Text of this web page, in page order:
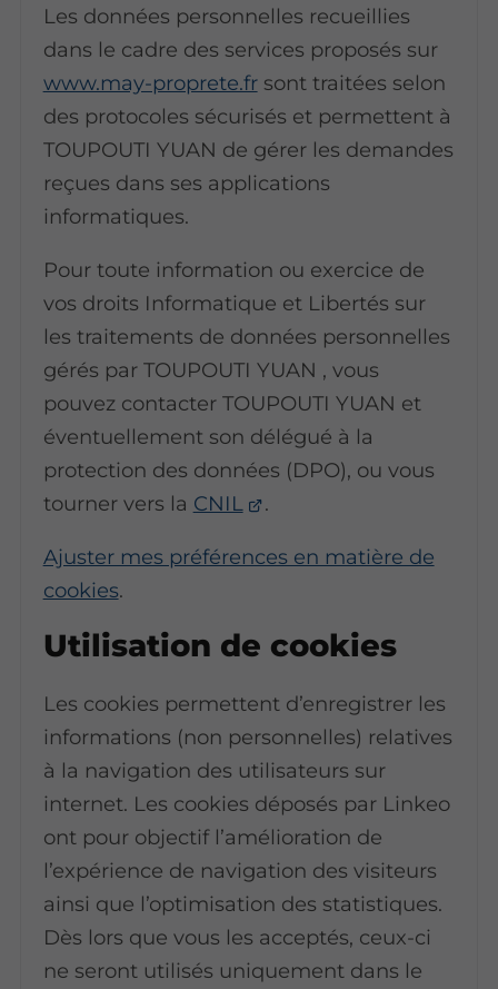
Les données personnelles recueillies
dans le cadre des services proposés sur
www.may-proprete.frsont traitées selon
des protocoles sécurisés et permettent à
TOUPOUTI YUAN de gérer les demandes
reçues dans ses applications
informatiques.
Pour toute information ou exercice de
vos droits Informatique et Libertés sur
les traitements de données personnelles
gérés par TOUPOUTI YUAN , vous
pouvez contacter TOUPOUTI YUAN et
éventuellement son délégué à la
protection des données (DPO), ou vous
tourner vers la CNIL .
Ajuster mes préférences en matière de
cookies.
Utilisation de cookies
Les cookies permettent d’enregistrer les
informations (non personnelles) relatives
à la navigation des utilisateurs sur
internet. Les cookies déposés par Linkeo
ont pour objectif l’amélioration de
l’expérience de navigation des visiteurs
ainsi que l’optimisation des statistiques.
Dès lors que vous les acceptés, ceux-ci
ne seront utilisés uniquement dans le